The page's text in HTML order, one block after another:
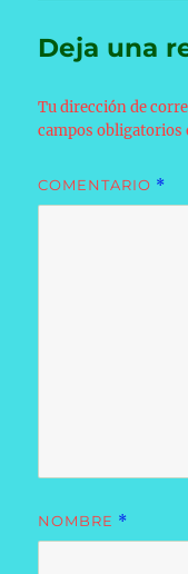
Deja una
Tu dirección de
campos obligatorios
COMENTARIO *
NOMBRE *